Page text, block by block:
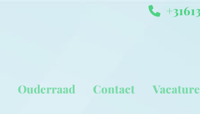

Ouderraad Contact